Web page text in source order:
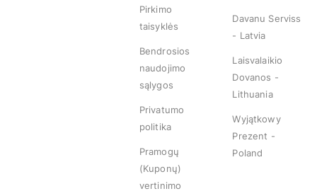
Pirkimo
taisyklės
Bendrosios
naudojimo
sąlygos
Privatumo
politika
Pramogų
(Kuponų)
vertinimo
Davanu Serviss
- Latvia
Laisvalaikio
Dovanos -
Lithuania
Wyjątkowy
Prezent -
Poland